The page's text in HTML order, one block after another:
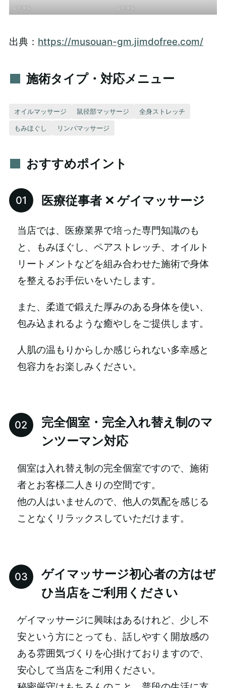
©夢爽庵 ©夢爽庵
出典： https://musouan-gm.jimdofree.com/
施術タイプ・対応メニュー
オイルマッサージ 鼠径部マッサージ 全身ストレッチ
もみほぐし リンパマッサージ
おすすめポイント
医療従事者 ✕ ゲイマッサージ
当店では、医療業界で培った専門知識のも
と、もみほぐし、ペアストレッチ、オイルト
リートメントなどを組み合わせた施術で身体
を整えるお手伝いをいたします。
また、柔道で鍛えた厚みのある身体を使い、
包み込まれるような癒やしをご提供します。
人肌の温もりからしか感じられない多幸感と
包容力をお楽しみください。
完全個室・完全入れ替え制のマ
ンツーマン対応
個室は入れ替え制の完全個室ですので、施術
者とお客様二人きりの空間です。
他の人はいませんので、他人の気配を感じる
ことなくリラックスしていただけます。
ゲイマッサージ初心者の方はぜ
ひ当店をご利用ください
ゲイマッサージに興味はあるけれど、少し不
安という方にとっても、話しやすく開放感の
ある雰囲気づくりを心掛けておりますので、
安心して当店をご利用ください。